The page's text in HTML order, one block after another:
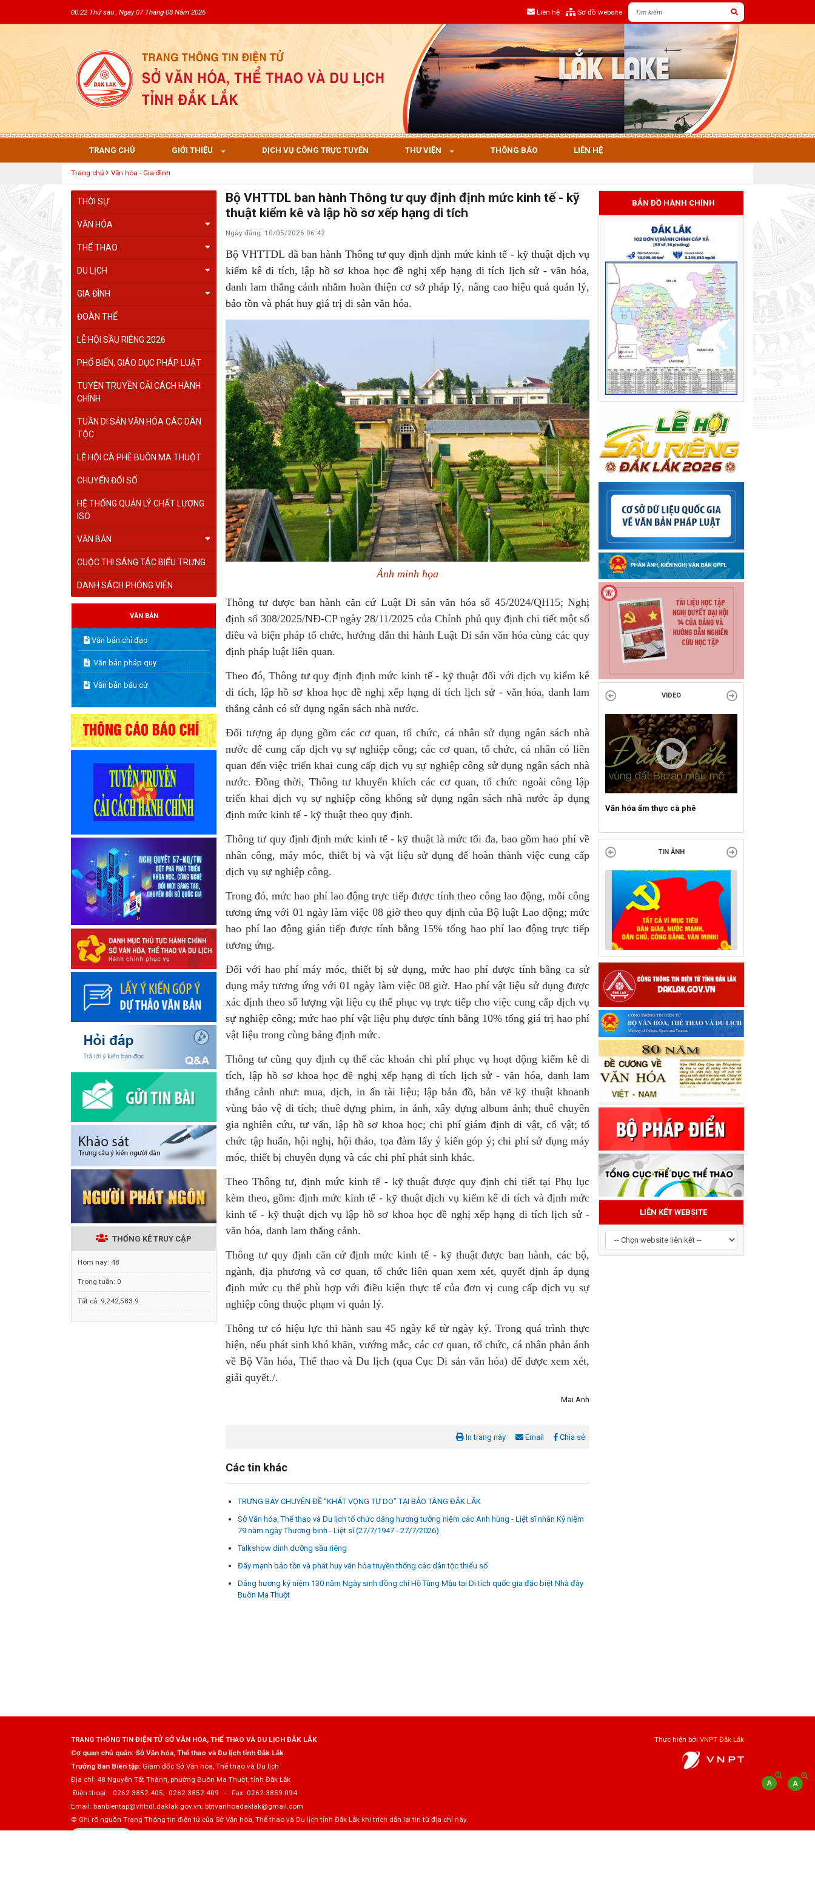
00:22 Thứ sáu , Ngày 07 Tháng 08 Năm 2026 Liên hệ Sơ đồ website
TRANG CHỦ GIỚI THIỆU DỊCH VỤ CÔNG TRỰC TUYẾN THƯ VIỆN THÔNG BÁO LIÊN HỆ
Trang chủ Văn hóa - Gia đình
THỜI SỰ
VĂN HÓA
THỂ THAO
DU LỊCH
GIA ĐÌNH
ĐOÀN THỂ
LỄ HỘI SẦU RIÊNG 2026
PHỔ BIẾN, GIÁO DỤC PHÁP LUẬT
TUYÊN TRUYỀN CẢI CÁCH HÀNH
CHÍNH
TUẦN DI SẢN VĂN HÓA CÁC DÂN
TỘC
LỄ HỘI CÀ PHÊ BUÔN MA THUỘT
CHUYỂN ĐỔI SỐ
HỆ THỐNG QUẢN LÝ CHẤT LƯỢNG
ISO
VĂN BẢN
CUỘC THI SÁNG TÁC BIỂU TRƯNG
DANH SÁCH PHÓNG VIÊN
VĂN BẢN
Văn bản chỉ đạo
Văn bản pháp quy
Văn bản bầu cử
THỐNG KÊ TRUY CẬP
Hôm nay: 48
Trong tuần: 0
Tất cả: 9,242,583.9
Bộ VHTTDL ban hành Thông tư quy định định mức kinh tế - kỹ
thuật kiểm kê và lập hồ sơ xếp hạng di tích
Ngày đăng: 10/05/2026 06:42
Bộ VHTTDL đã ban hành Thông tư quy định định mức kinh tế - kỹ thuật dịch vụ
kiểm kê di tích, lập hồ sơ khoa học đề nghị xếp hạng di tích lịch sử - văn hóa,
danh lam thắng cảnh nhằm hoàn thiện cơ sở pháp lý, nâng cao hiệu quả quản lý,
bảo tồn và phát huy giá trị di sản văn hóa.
Ảnh minh họa
Thông tư được ban hành căn cứ Luật Di sản văn hóa số 45/2024/QH15; Nghị
định số 308/2025/NĐ-CP ngày 28/11/2025 của Chính phủ quy định chi tiết một số
điều và biện pháp tổ chức, hướng dẫn thi hành Luật Di sản văn hóa cùng các quy
định pháp luật liên quan.
Theo đó, Thông tư quy định định mức kinh tế - kỹ thuật đối với dịch vụ kiểm kê
di tích, lập hồ sơ khoa học đề nghị xếp hạng di tích lịch sử - văn hóa, danh lam
thắng cảnh có sử dụng ngân sách nhà nước.
Đối tượng áp dụng gồm các cơ quan, tổ chức, cá nhân sử dụng ngân sách nhà
nước để cung cấp dịch vụ sự nghiệp công; các cơ quan, tổ chức, cá nhân có liên
quan đến việc triển khai cung cấp dịch vụ sự nghiệp công sử dụng ngân sách nhà
nước. Đồng thời, Thông tư khuyến khích các cơ quan, tổ chức ngoài công lập
triển khai dịch vụ sự nghiệp công không sử dụng ngân sách nhà nước áp dụng
định mức kinh tế - kỹ thuật theo quy định.
Thông tư quy định định mức kinh tế - kỹ thuật là mức tối đa, bao gồm hao phí về
nhân công, máy móc, thiết bị và vật liệu sử dụng để hoàn thành việc cung cấp
dịch vụ sự nghiệp công.
Trong đó, mức hao phí lao động trực tiếp được tính theo công lao động, mỗi công
tương ứng với 01 ngày làm việc 08 giờ theo quy định của Bộ luật Lao động; mức
hao phí lao động gián tiếp được tính bằng 15% tổng hao phí lao động trực tiếp
tương ứng.
Đối với hao phí máy móc, thiết bị sử dụng, mức hao phí được tính bằng ca sử
dụng máy tương ứng với 01 ngày làm việc 08 giờ. Hao phí vật liệu sử dụng được
xác định theo số lượng vật liệu cụ thể phục vụ trực tiếp cho việc cung cấp dịch vụ
sự nghiệp công; mức hao phí vật liệu phụ được tính bằng 10% tổng giá trị hao phí
vật liệu trong cùng bảng định mức.
Thông tư cũng quy định cụ thể các khoản chi phí phục vụ hoạt động kiểm kê di
tích, lập hồ sơ khoa học đề nghị xếp hạng di tích lịch sử - văn hóa, danh lam
thắng cảnh như: mua, dịch, in ấn tài liệu; lập bản đồ, bản vẽ kỹ thuật khoanh
vùng bảo vệ di tích; thuê dựng phim, in ảnh, xây dựng album ảnh; thuê chuyên
gia nghiên cứu, tư vấn, lập hồ sơ khoa học; chi phí giám định di vật, cổ vật; tổ
chức tập huấn, hội nghị, hội thảo, tọa đàm lấy ý kiến góp ý; chi phí sử dụng máy
móc, thiết bị chuyên dụng và các chi phí phát sinh khác.
Theo Thông tư, định mức kinh tế - kỹ thuật được quy định chi tiết tại Phụ lục
kèm theo, gồm: định mức kinh tế - kỹ thuật dịch vụ kiểm kê di tích và định mức
kinh tế - kỹ thuật dịch vụ lập hồ sơ khoa học đề nghị xếp hạng di tích lịch sử -
văn hóa, danh lam thắng cảnh.
Thông tư quy định căn cứ định mức kinh tế - kỹ thuật được ban hành, các bộ,
ngành, địa phương và cơ quan, tổ chức liên quan xem xét, quyết định áp dụng
định mức cụ thể phù hợp với điều kiện thực tế của đơn vị cung cấp dịch vụ sự
nghiệp công thuộc phạm vi quản lý.
Thông tư có hiệu lực thi hành sau 45 ngày kể từ ngày ký. Trong quá trình thực
hiện, nếu phát sinh khó khăn, vướng mắc, các cơ quan, tổ chức, cá nhân phản ánh
về Bộ Văn hóa, Thể thao và Du lịch (qua Cục Di sản văn hóa) để được xem xét,
giải quyết./.
Mai Anh
In trang này Email Chia sẻ
Các tin khác
TRƯNG BÀY CHUYÊN ĐỀ “KHÁT VỌNG TỰ DO” TẠI BẢO TÀNG ĐẮK LẮK
Sở Văn hóa, Thể thao và Du lịch tổ chức dâng hương tưởng niệm các Anh hùng - Liệt sĩ nhân Kỷ niệm
79 năm ngày Thương binh - Liệt sĩ (27/7/1947 - 27/7/2026)
Talkshow dinh dưỡng sầu riêng
Đẩy mạnh bảo tồn và phát huy văn hóa truyền thống các dân tộc thiểu số
Dâng hương kỷ niệm 130 năm Ngày sinh đồng chí Hồ Tùng Mậu tại Di tích quốc gia đặc biệt Nhà đày
Buôn Ma Thuột
BẢN ĐỒ HÀNH CHÍNH
VIDEO
Sự kiện mở màn Mùa du lịch 2026
LIÊN KẾT WEBSITE
TRANG THÔNG TIN ĐIỆN TỬ SỞ VĂN HÓA, THỂ THAO VÀ DU LỊCH ĐẮK LẮK
Cơ quan chủ quản: Sở Văn hóa, Thể thao và Du lịch tỉnh Đắk Lắk
Trưởng Ban Biên tập: Giám đốc Sở Văn hóa, Thể thao và Du lịch
Địa chỉ: 48 Nguyễn Tất Thành, phường Buôn Ma Thuột, tỉnh Đắk Lắk
Điện thoại: 0262.3852.405; 0262.3852.409 - Fax: 0262.3859.094
Email: banbientap@vhttdl.daklak.gov.vn; bbtvanhoadaklak@gmail.com
© Ghi rõ nguồn Trang Thông tin điện tử của Sở Văn hóa, Thể thao và Du lịch tỉnh Đắk Lắk khi trích dẫn lại tin từ địa chỉ này.
Thực hiện bởi VNPT Đắk Lắk